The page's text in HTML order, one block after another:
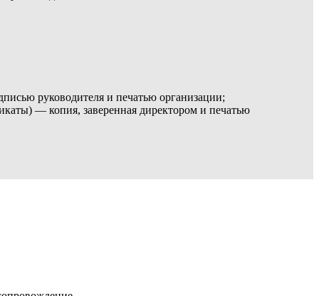
руководителя и печатью организации;
— копия, заверенная директором и печатью